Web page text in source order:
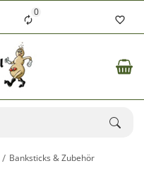
0
Banksticks & Zubehör